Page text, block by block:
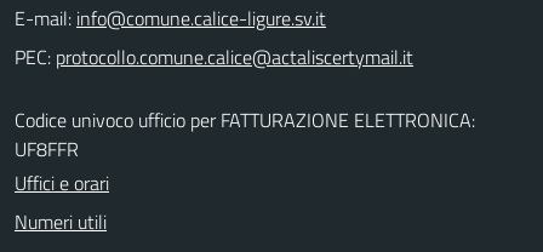
E-mail:
PEC:
Codice univoco ufficio per FATTURAZIONE ELETTRONICA:
UF8FFR
Uffici e orari
Numeri utili